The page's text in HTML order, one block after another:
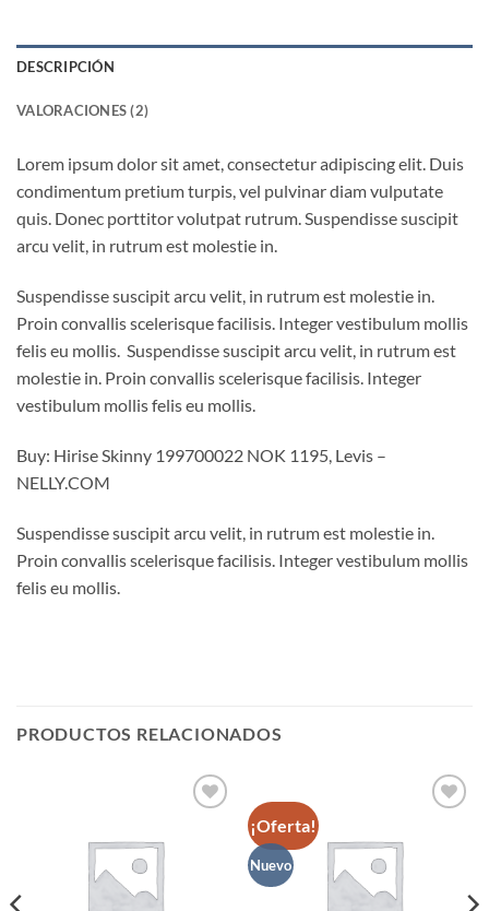
DESCRIPCIÓN
VALORACIONES (2)
Lorem ipsum dolor sit amet, consectetur adipiscing elit. Duis
condimentum pretium turpis, vel pulvinar diam vulputate
quis. Donec porttitor volutpat rutrum. Suspendisse suscipit
arcu velit, in rutrum est molestie in.
Suspendisse suscipit arcu velit, in rutrum est molestie in.
Proin convallis scelerisque facilisis. Integer vestibulum mollis
felis eu mollis. Suspendisse suscipit arcu velit, in rutrum est
molestie in. Proin convallis scelerisque facilisis. Integer
vestibulum mollis felis eu mollis.
Buy: Hirise Skinny 199700022 NOK 1195, Levis –
NELLY.COM
Suspendisse suscipit arcu velit, in rutrum est molestie in.
Proin convallis scelerisque facilisis. Integer vestibulum mollis
felis eu mollis.
PRODUCTOS RELACIONADOS
¡Oferta!
Nuevo